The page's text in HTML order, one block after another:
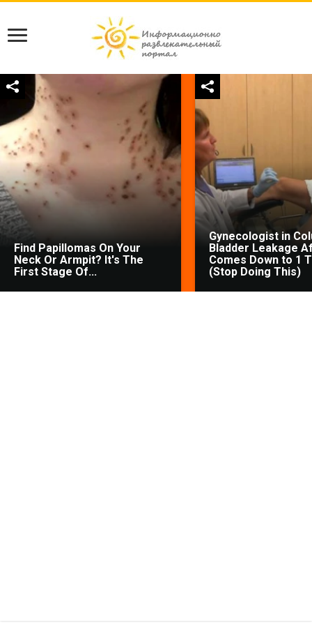
Find Papillomas On Your
Neck Or Armpit? It's The
First Stage Of...
Gynecologist in
Bladder Leakage
Comes Down to 1
(Stop Doing This)